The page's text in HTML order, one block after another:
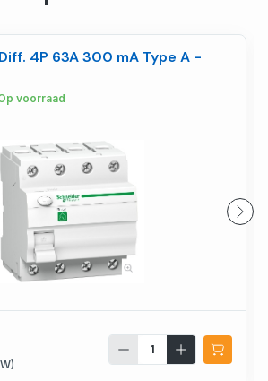
4P 63A 300 mA Type A -
voorraad